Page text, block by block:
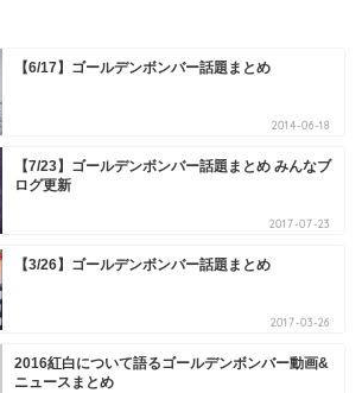
【6/17】ゴールデンボンバー話題まとめ
2014-06-18
【7/23】ゴールデンボンバー話題まとめ みんなブ
ログ更新
2017-07-23
【3/26】ゴールデンボンバー話題まとめ
2017-03-26
2016紅白について語るゴールデンボンバー動画&
ニュースまとめ